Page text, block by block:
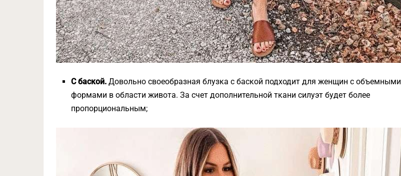
С баской. Довольно своеобразная блузка с баской подходит для женщин с объемными
формами в области живота. За счет дополнительной ткани силуэт будет более
пропорциональным;